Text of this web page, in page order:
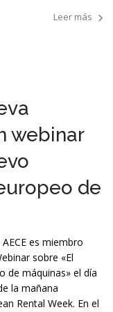
Leer más
webinar
de
es miembro
sobre «El
de máquinas» el día
la mañana
Rental Week. En el